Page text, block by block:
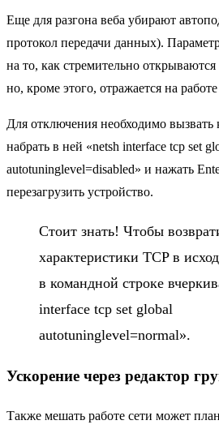
Еще для разгона веба убирают
протокол передачи данных).
на то, как стремительно
но, кроме этого, отражается на
Для отключения необходимо вызвать
набрать в ней «netsh interface tcp set
autotuninglevel=disabled» и нажать
перезагрузить устройство.
Стоит знать! Чтобы
характеристики TCP в
в командной строке
interface tcp set global
autotuninglevel=normal».
Ускорение через редактор
Также мешать работе сети может